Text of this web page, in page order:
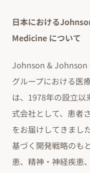
日本における
Medicine について
Johnson & Johnson
グループにおける医
は、1978年の設立
式会社として、患者
をお届けしてきまし
基づく開発戦略のも
患、精神・神経疾患